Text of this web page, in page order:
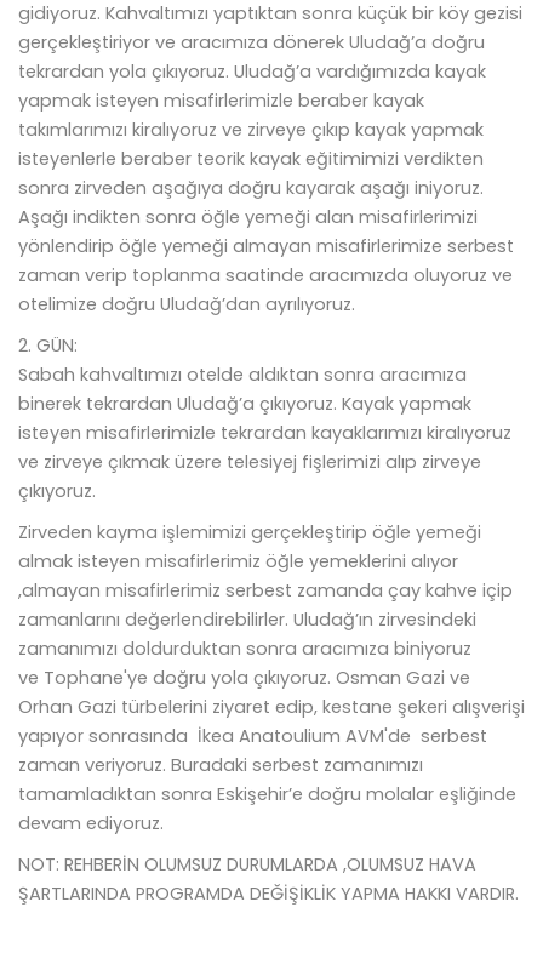
gidiyoruz. Kahvaltımızı yaptıktan sonra küçük bir köy gezisi
gerçekleştiriyor ve aracımıza dönerek Uludağ’a doğru
tekrardan yola çıkıyoruz. Uludağ’a vardığımızda kayak
yapmak isteyen misafirlerimizle beraber kayak
takımlarımızı kiralıyoruz ve zirveye çıkıp kayak yapmak
isteyenlerle beraber teorik kayak eğitimimizi verdikten
sonra zirveden aşağıya doğru kayarak aşağı iniyoruz.
Aşağı indikten sonra öğle yemeği alan misafirlerimizi
yönlendirip öğle yemeği almayan misafirlerimize serbest
zaman verip toplanma saatinde aracımızda oluyoruz ve
otelimize doğru Uludağ’dan ayrılıyoruz.
2. GÜN:
Sabah kahvaltımızı otelde aldıktan sonra aracımıza
binerek tekrardan Uludağ’a çıkıyoruz. Kayak yapmak
isteyen misafirlerimizle tekrardan kayaklarımızı kiralıyoruz
ve zirveye çıkmak üzere telesiyej fişlerimizi alıp zirveye
çıkıyoruz.
Zirveden kayma işlemimizi gerçekleştirip öğle yemeği
almak isteyen misafirlerimiz öğle yemeklerini alıyor
,almayan misafirlerimiz serbest zamanda çay kahve içip
zamanlarını değerlendirebilirler. Uludağ’ın zirvesindeki
zamanımızı doldurduktan sonra aracımıza biniyoruz
ve Tophane'ye doğru yola çıkıyoruz. Osman Gazi ve
Orhan Gazi türbelerini ziyaret edip, kestane şekeri alışverişi
yapıyor sonrasında İkea Anatoulium AVM'de serbest
zaman veriyoruz. Buradaki serbest zamanımızı
tamamladıktan sonra Eskişehir’e doğru molalar eşliğinde
devam ediyoruz.
NOT: REHBERİN OLUMSUZ DURUMLARDA ,OLUMSUZ HAVA
ŞARTLARINDA PROGRAMDA DEĞİŞİKLİK YAPMA HAKKI VARDIR.